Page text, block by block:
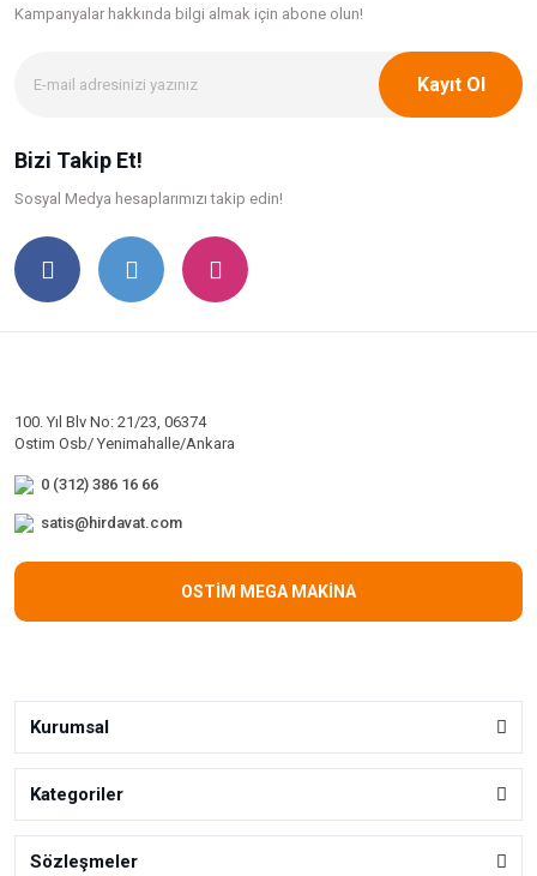
Kampanyalar hakkında bilgi almak için abone olun!
Kayıt Ol
Bizi Takip Et!
Sosyal Medya hesaplarımızı takip edin!
100. Yıl Blv No: 21/23, 06374
Ostim Osb/ Yenimahalle/Ankara
0 (312) 386 16 66
satis@hirdavat.com
OSTİM MEGA MAKİNA
Kurumsal
Kategoriler
Sözleşmeler